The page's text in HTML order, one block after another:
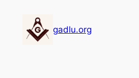
contenu
gadlu.org